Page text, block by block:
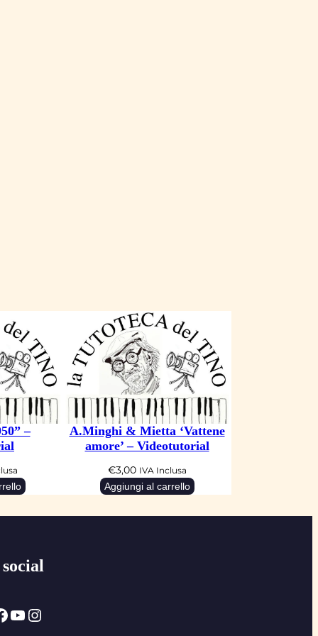
–
A.Minghi & Mietta ‘Vattene
amore’ – Videotutorial
€3,00 IVA Inclusa
Aggiungi al carrello
YouTube Instagram